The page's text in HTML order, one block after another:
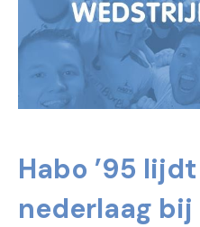
Habo ’95
nederlaag